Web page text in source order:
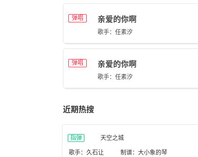
弹唱 亲爱的你啊
歌手：任素汐
弹唱 亲爱的你啊
歌手：任素汐
近期热搜
指弹 天空之城
歌手：久石让 制谱：大小象的琴